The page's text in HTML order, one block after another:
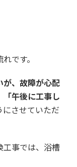
です。
が、故障が心配
午後に工事し
にさせていただ
事では、浴槽